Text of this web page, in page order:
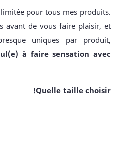
pour tous mes produits.
avant de vous faire plaisir, et
uniques par produit,
à faire sensation avec
choisir